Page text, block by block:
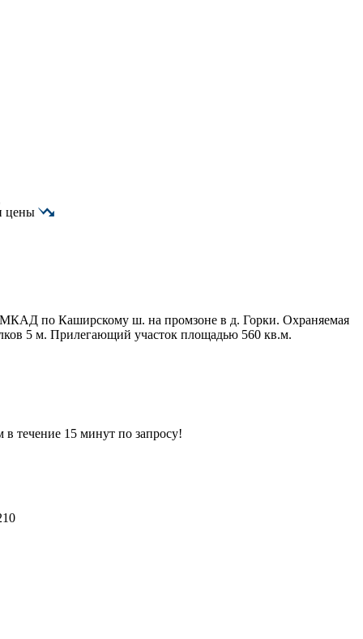
цены
МКАД по Каширскому ш. на промзоне в д. Горки. Охраняемая
5 м. Прилегающий участок площадью 560 кв.м.
15 минут по запросу!